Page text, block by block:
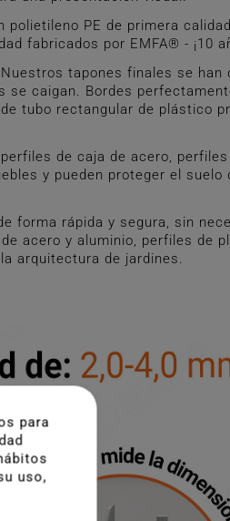
polietileno PE de primera
fabricados por EMFA® - ¡10
tapones finales se han
caigan. Bordes
tubo rectangular de plástico
de caja de acero,
y pueden proteger el suelo
forma rápida y segura, sin
acero y aluminio, perfiles de
arquitectura de jardines.
para
uso,